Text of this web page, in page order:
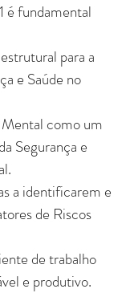
é fundamental
para a
e Saúde no
como um
Segurança e
a identificarem e
de Riscos
de trabalho
e produtivo.